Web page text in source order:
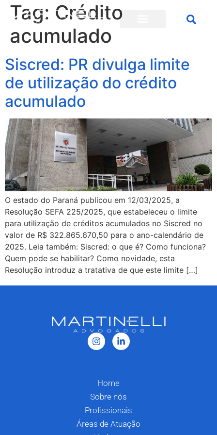
Tag: Crédito
acumulado
Siscred: PR divulga limite
de utilização do crédito
acumulado
O estado do Paraná publicou em 12/03/2025, a
Resolução SEFA 225/2025, que estabeleceu o limite
para utilização de créditos acumulados no Siscred no
valor de R$ 322.865.670,50 para o ano-calendário de
2025. Leia também: Siscred: o que é? Como funciona?
Quem pode se habilitar? Como novidade, esta
Resolução introduz a tratativa de que este limite […]
Home
Sobre nós
Profissionais
Áreas de Atuação